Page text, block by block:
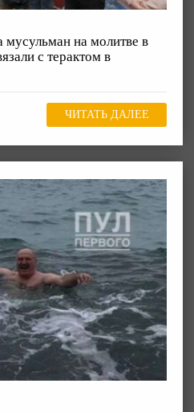
на молитве в
с терактом в
ЧИТАТЬ ДАЛЕЕ